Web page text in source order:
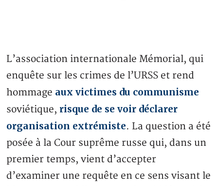
L’association internationale Mémorial, qui
enquête sur les crimes de l’URSS et rend
hommage aux victimes du communisme
soviétique, risque de se voir déclarer
organisation extrémiste. La question a été
posée à la Cour suprême russe qui, dans un
premier temps, vient d’accepter
d’examiner une requête en ce sens visant le